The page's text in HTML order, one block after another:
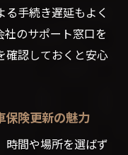
手続き遅延もよく
のサポート窓口を
確認しておくと安心
保険更新の魅力
時間や場所を選ばず